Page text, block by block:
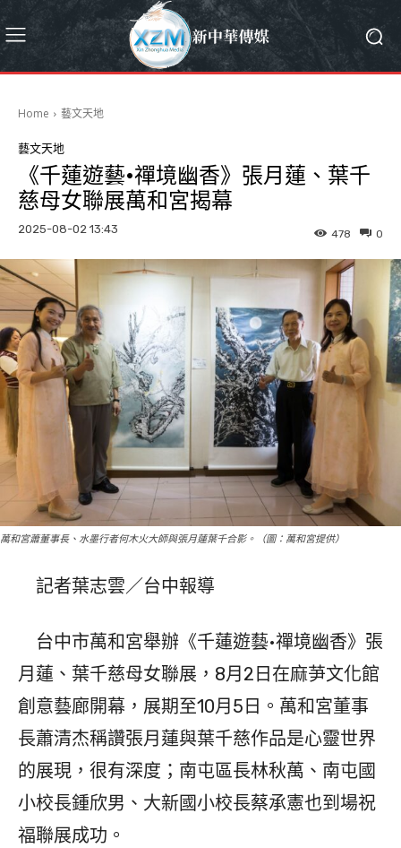
Home 藝文天地
藝文天地
《千蓮遊藝•禪境幽香》張月蓮、葉千
慈母女聯展萬和宮揭幕
2025-08-02 13:43 0
478
萬和宮蕭董事長、水墨行者何木火大師與張月蓮葉千合影。（圖：萬和宮提供）
記者葉志雲／台中報導
台中市萬和宮舉辦《千蓮遊藝•禪境幽香》張
月蓮、葉千慈母女聯展，8月2日在麻芛文化館
創意藝廊開幕，展期至10月5日。萬和宮董事
長蕭清杰稱讚張月蓮與葉千慈作品是心靈世界
的展現，很有深度；南屯區長林秋萬、南屯國
小校長鍾欣男、大新國小校長蔡承憲也到場祝
福聯展成功。